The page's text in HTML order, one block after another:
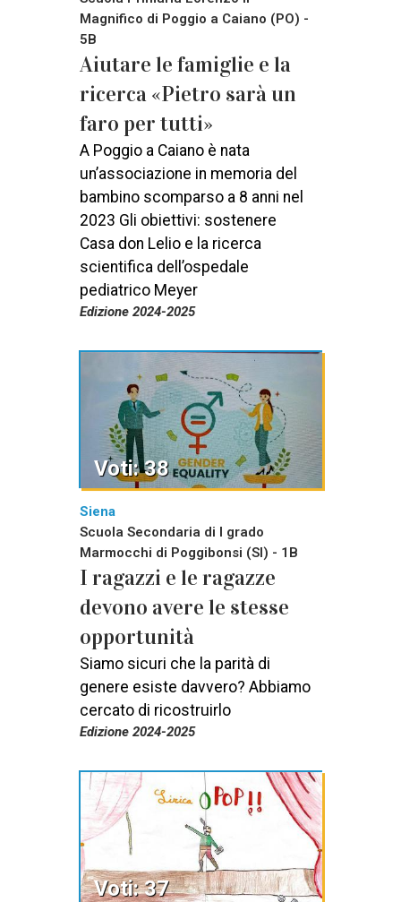
Magnifico di Poggio a Caiano (PO) -
5B
Aiutare le famiglie e la
ricerca «Pietro sarà un
faro per tutti»
A Poggio a Caiano è nata
un’associazione in memoria del
bambino scomparso a 8 anni nel
2023 Gli obiettivi: sostenere
Casa don Lelio e la ricerca
scientifica dell’ospedale
pediatrico Meyer
Edizione 2024-2025
Siena
Scuola Secondaria di I grado
Marmocchi di Poggibonsi (SI) - 1B
I ragazzi e le ragazze
devono avere le stesse
opportunità
Siamo sicuri che la parità di
genere esiste davvero? Abbiamo
cercato di ricostruirlo
Edizione 2024-2025
Voti: 38
Voti: 37